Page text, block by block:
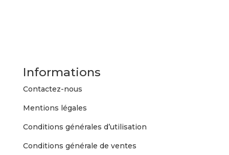
être
page
produit
Informations
Contactez-nous
Mentions légales
Conditions générales d’utilisation
Conditions générale de ventes